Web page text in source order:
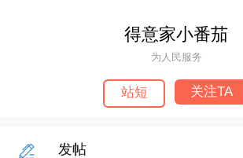
得意家小番茄
为人民服务
站短 关注TA
发帖